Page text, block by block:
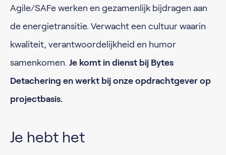
Agile/SAFe werken en gezamenlijk bijdragen aan
de energietransitie. Verwacht een cultuur waarin
kwaliteit, verantwoordelijkheid en humor
samenkomen. Je komt in dienst bij Bytes
Detachering en werkt bij onze opdrachtgever op
projectbasis.
Je hebt het